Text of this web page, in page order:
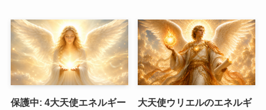
保護中: 4大天使エネルギー
大天使ウリエルのエネルギ